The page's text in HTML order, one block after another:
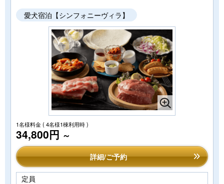
愛犬宿泊【シンフォニーヴィラ】
1名様料金( 4名様1棟利用時 )
34,800円 ～
詳細/ご予約
定員